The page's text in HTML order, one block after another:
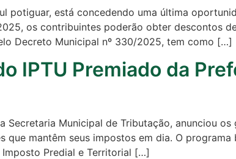
potiguar, está concedendo uma última
os contribuintes poderão obter descontos
Decreto Municipal nº 330/2025, tem como […]
IPTU Premiado da
Secretaria Municipal de Tributação, anunciou
que mantêm seus impostos em dia. O
Predial e Territorial […]